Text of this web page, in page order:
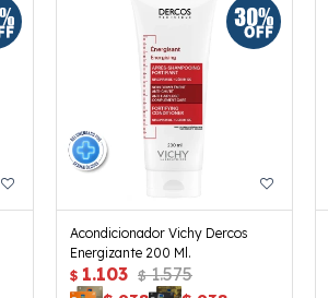
Acondicionador Vichy Dercos
Energizante 200 Ml.
$ 1.103 $ 1.575